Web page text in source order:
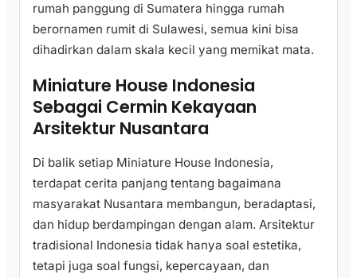
rumah panggung di Sumatera hingga rumah
berornamen rumit di Sulawesi, semua kini bisa
dihadirkan dalam skala kecil yang memikat mata.
Miniature House Indonesia
Sebagai Cermin Kekayaan
Arsitektur Nusantara
Di balik setiap Miniature House Indonesia,
terdapat cerita panjang tentang bagaimana
masyarakat Nusantara membangun, beradaptasi,
dan hidup berdampingan dengan alam. Arsitektur
tradisional Indonesia tidak hanya soal estetika,
tetapi juga soal fungsi, kepercayaan, dan